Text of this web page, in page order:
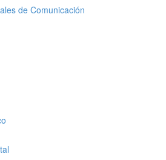
de Comunicación